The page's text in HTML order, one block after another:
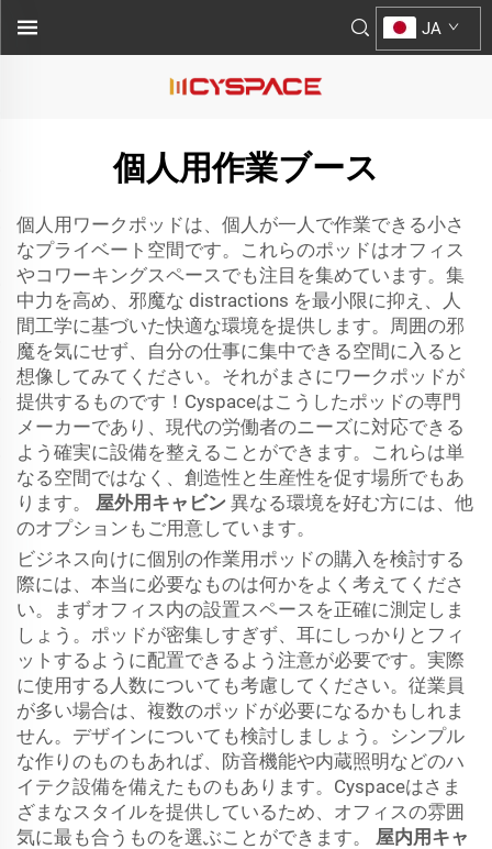
JA
個人用作業ブース
個人用ワークポッドは、個人が一人で作業できる小さ
なプライベート空間です。これらのポッドはオフィス
やコワーキングスペースでも注目を集めています。集
中力を高め、邪魔な distractions を最小限に抑え、人
間工学に基づいた快適な環境を提供します。周囲の邪
魔を気にせず、自分の仕事に集中できる空間に入ると
想像してみてください。それがまさにワークポッドが
提供するものです！Cyspaceはこうしたポッドの専門
メーカーであり、現代の労働者のニーズに対応できる
よう確実に設備を整えることができます。これらは単
なる空間ではなく、創造性と生産性を促す場所でもあ
ります。 屋外用キャビン 異なる環境を好む方には、他
のオプションもご用意しています。
ビジネス向けに個別の作業用ポッドの購入を検討する
際には、本当に必要なものは何かをよく考えてくださ
い。まずオフィス内の設置スペースを正確に測定しま
しょう。ポッドが密集しすぎず、耳にしっかりとフィ
ットするように配置できるよう注意が必要です。実際
に使用する人数についても考慮してください。従業員
が多い場合は、複数のポッドが必要になるかもしれま
せん。デザインについても検討しましょう。シンプル
な作りのものもあれば、防音機能や内蔵照明などのハ
イテク設備を備えたものもあります。Cyspaceはさま
ざまなスタイルを提供しているため、オフィスの雰囲
気に最も合うものを選ぶことができます。 屋内用キャ